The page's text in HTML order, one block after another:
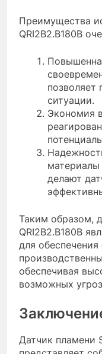
Преимущества
QRI2B2.B180B
позволяет
ситуации.
Экономия
материалы
делают
Таким образом,
QRI2B2.B180B
для обеспечения
обеспечивая
возможных
Датчик пламени